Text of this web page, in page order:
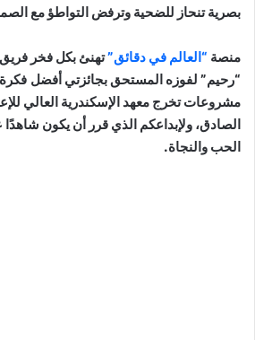
بصرية تنحاز للضحية وترفض التواطؤ مع
منصة “العالم في دقائق”تهنئ بكل فخر
“رحيم” لفوزه المستحق بجائزتي أفضل فكرة
مشروعات تخرج معهد الإسكندرية العالي
الصادق، ولإبداعكم الذي قرر أن يكون
الحب والنجاة.